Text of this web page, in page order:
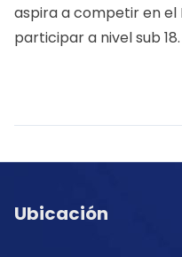
aspira a competir en el
participar a nivel sub 18.
Ubicación